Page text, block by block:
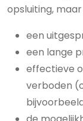
opsluiting, maar
een
een lange
effectieve
verboden